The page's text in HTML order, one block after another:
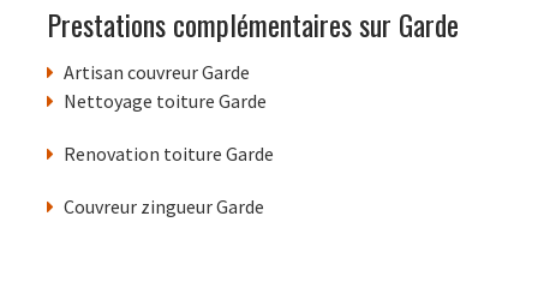
Prestations complémentaires sur Garde
Artisan couvreur Garde
Nettoyage toiture Garde
Renovation toiture Garde
Couvreur zingueur Garde